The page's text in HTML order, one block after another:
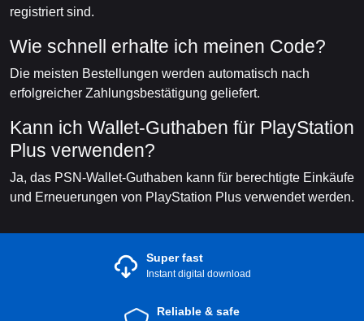
registriert sind.
Wie schnell erhalte ich meinen Code?
Die meisten Bestellungen werden automatisch nach
erfolgreicher Zahlungsbestätigung geliefert.
Kann ich Wallet-Guthaben für PlayStation
Plus verwenden?
Ja, das PSN-Wallet-Guthaben kann für berechtigte Einkäufe
und Erneuerungen von PlayStation Plus verwendet werden.
Super fast
Instant digital download
Reliable & safe